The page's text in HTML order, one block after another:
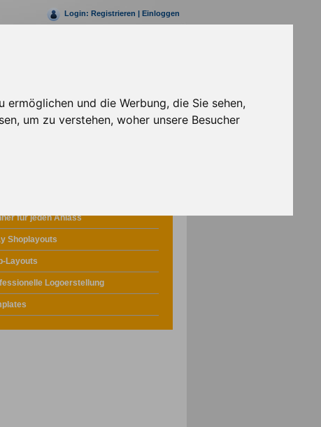
und die Werbung, die Sie sehen,
um zu verstehen, woher unsere Besucher
Login: Registrieren | Einloggen
für jeden Anlass
Shoplayouts
Layouts
Logoerstellung